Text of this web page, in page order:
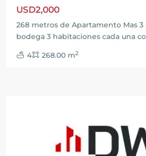
USD2,000
268 metros de Apartamento Mas 3
bodega 3 habitaciones cada una
4 268.00 m2